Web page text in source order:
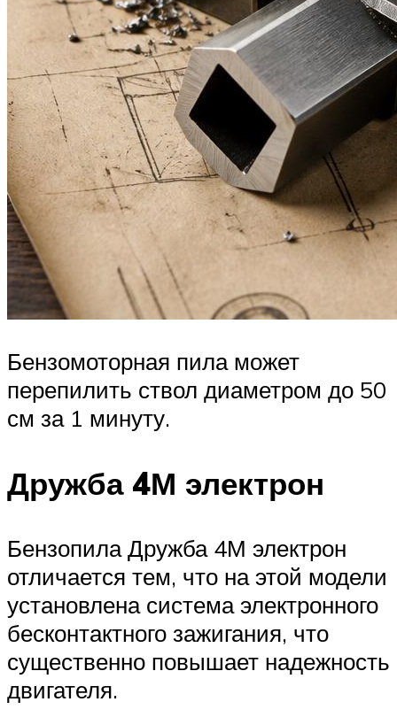
Бензомоторная пила может
перепилить ствол диаметром до 50
см за 1 минуту.
Дружба 4М электрон
Бензопила Дружба 4М электрон
отличается тем, что на этой модели
установлена система электронного
бесконтактного зажигания, что
существенно повышает надежность
двигателя.